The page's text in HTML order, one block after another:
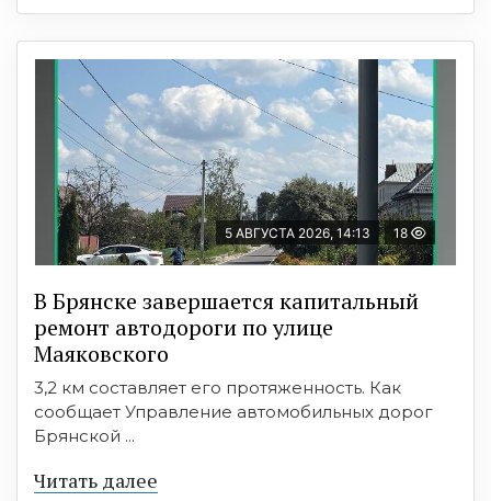
5 АВГУСТА 2026, 14:13 18
В Брянске завершается капитальный
ремонт автодороги по улице
Маяковского
3,2 км составляет его протяженность. Как
сообщает Управление автомобильных дорог
Брянской ...
Читать далее